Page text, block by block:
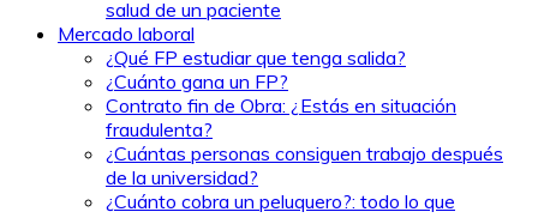
salud de un paciente
Mercado laboral
¿Qué FP estudiar que tenga salida?
¿Cuánto gana un FP?
Contrato fin de Obra: ¿Estás en situación
fraudulenta?
¿Cuántas personas consiguen trabajo después
de la universidad?
¿Cuánto cobra un peluquero?: todo lo que